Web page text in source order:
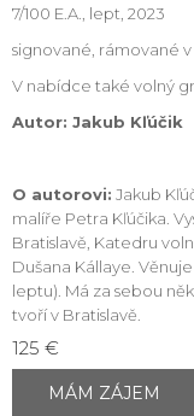
7/100 E.A., lept, 2023
signované, rámované
V nabídce také volný
Autor: Jakub Kľúčik
O autorovi: Jakub
malíře Petra Kľúčika.
Bratislavě, Katedru
Dušana Kállaye.
leptu). Má za sebou
tvoří v Bratislavě.
125 €
MÁM ZÁJEM